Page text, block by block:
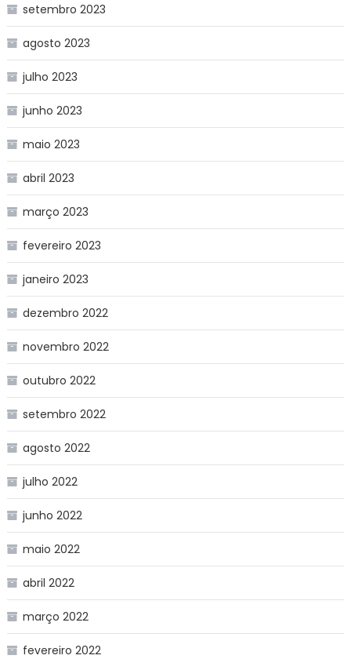
setembro 2023
agosto 2023
julho 2023
junho 2023
maio 2023
abril 2023
março 2023
fevereiro 2023
janeiro 2023
dezembro 2022
novembro 2022
outubro 2022
setembro 2022
agosto 2022
julho 2022
junho 2022
maio 2022
abril 2022
março 2022
fevereiro 2022